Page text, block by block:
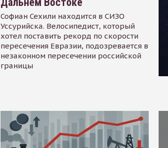
Софиан Сехили находится в СИЗО
Уссурийска. Велосипедист, который
хотел поставить рекорд по скорости
пересечения Евразии, подозревается в
незаконном пересечении российской
границы